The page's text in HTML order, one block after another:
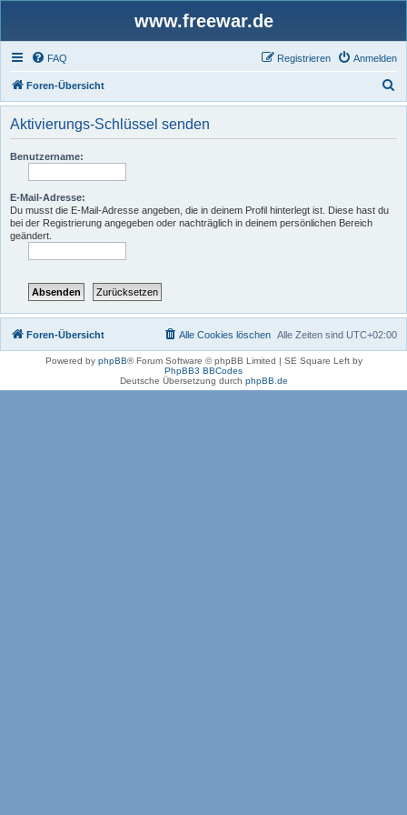
www.freewar.de
FAQ Anmelden
Registrieren
Foren-Übersicht
u
Aktivierungs-Schlüssel senden
Benutzername:
E-Mail-Adresse:
Du musst die E-Mail-Adresse angeben, die in deinem Profil hinterlegt ist. Diese hast du
bei der Registrierung angegeben oder nachträglich in deinem persönlichen Bereich
geändert.
Foren-Übersicht Alle Zeiten sind UTC+02:00
Alle Cookies löschen
Powered by phpBB® Forum Software © phpBB Limited | SE Square Left by
PhpBB3 BBCodes
Deutsche Übersetzung durch phpBB.de